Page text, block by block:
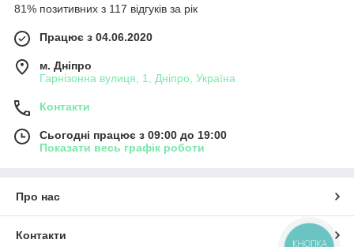
81% позитивних з 117 відгуків за рік
Працює з 04.06.2020
м. Дніпро
Гарнізонна вулиця, 1, Дніпро, Україна
Контакти
Сьогодні працює з 09:00 до 19:00
Показати весь графік роботи
Про нас
Контакти
КНОПКА